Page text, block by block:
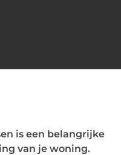
is een belangrijke
van je woning.